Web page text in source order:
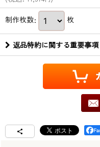
制作枚数: 枚
返品特約に関する重要事項